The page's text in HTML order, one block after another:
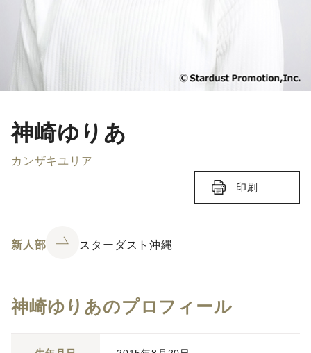
神崎ゆりあ
カンザキユリア
印刷
新人部 スターダスト沖縄
神崎ゆりあのプロフィール